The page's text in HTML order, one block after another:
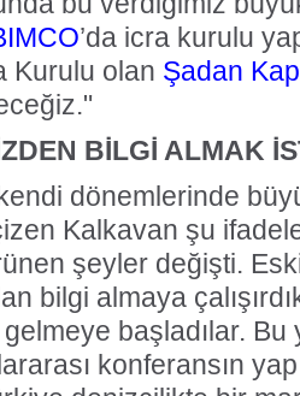
’da icra kurulu
Kurulu olan Şadan
BİLGİ ALMAK
dönemlerinde
Kalkavan şu
şeyler değişti.
bilgi almaya
başladılar. Bu
konferansın